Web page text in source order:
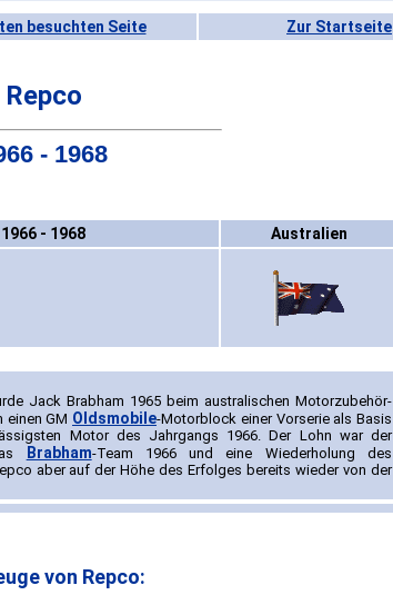
besuchten Seite Zur Startseite
Repco
- 1968
1966 - 1968 Australien
Jack Brabham 1965 beim australischen Motorzubehör-
einen GM Oldsmobile-Motorblock einer Vorserie als Basis
Motor des Jahrgangs 1966. Der Lohn war der
Brabham-Team 1966 und eine Wiederholung des
aber auf der Höhe des Erfolges bereits wieder von der
von Repco: